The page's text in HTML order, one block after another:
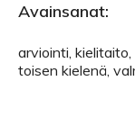
Avainsanat:
arviointi,
toisen kielenä,